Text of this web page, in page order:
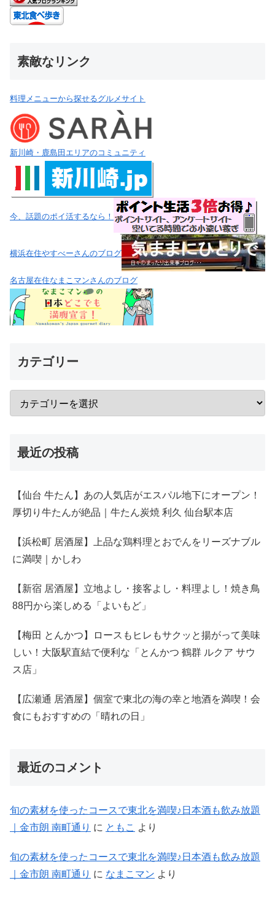
素敵なリンク
料理メニューから探せるグルメサイト
新川崎・鹿島田エリアのコミュニティ
今、話題のポイ活するなら！
横浜在住やすべーさんのブログ
名古屋在住なまこマンさんのブログ
カテゴリー
最近の投稿
【仙台 牛たん】あの人気店がエスパル地下にオープン！
厚切り牛たんが絶品｜牛たん炭焼 利久 仙台駅本店
【浜松町 居酒屋】上品な鶏料理とおでんをリーズナブル
に満喫｜かしわ
【新宿 居酒屋】立地よし・接客よし・料理よし！焼き鳥
88円から楽しめる「よいもど」
【梅田 とんかつ】ロースもヒレもサクッと揚がって美味
しい！大阪駅直結で便利な「とんかつ 鶴群 ルクア サウ
ス店」
【広瀬通 居酒屋】個室で東北の海の幸と地酒を満喫！会
食にもおすすめの「晴れの日」
最近のコメント
旬の素材を使ったコースで東北を満喫♪日本酒も飲み放題
｜金市朗 南町通り に ともこ より
旬の素材を使ったコースで東北を満喫♪日本酒も飲み放題
｜金市朗 南町通り に なまこマン より